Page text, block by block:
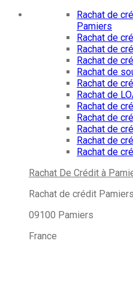
Rachat de
Pamiers
Rachat de
Rachat de
Rachat de
Rachat de
Rachat de
Rachat de
Rachat de
Rachat de
Rachat de
Rachat de
Rachat de
Rachat De Crédit à
Rachat de crédit Pamiers
09100 Pamiers
France